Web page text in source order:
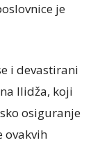
je
i devastirani
Ilidža, koji
osiguranje
ovakvih